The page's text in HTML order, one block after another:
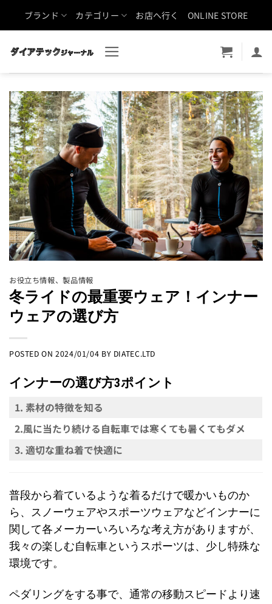
ブランド カテゴリー お店へ行く ONLINE STORE
お役立ち情報、製品情報
冬ライドの最重要ウェア！インナー
ウェアの選び方
POSTED ON2024/01/04 BY DIATEC.LTD
インナーの選び方3ポイント
1. 素材の特徴を知る
2.風に当たり続ける自転車では寒くても暑くてもダメ
3. 適切な重ね着で快適に
普段から着ているような着るだけで暖かいものか
ら、スノーウェアやスポーツウェアなどインナーに
関して各メーカーいろいろな考え方がありますが、
我々の楽しむ自転車というスポーツは、少し特殊な
環境です。
ペダリングをする事で、通常の移動スピードより速